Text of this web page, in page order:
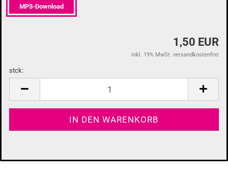
MP3-Download
1,50 EUR
inkl. 19% MwSt. versandkostenfrei
stck: